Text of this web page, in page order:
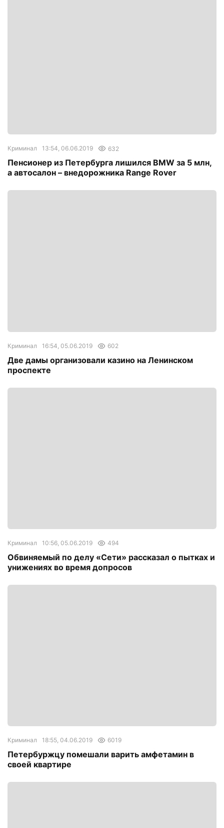
Криминал 13:54, 06.06.2019 632
Пенсионер из Петербурга лишился BMW за 5 млн,
а автосалон – внедорожника Range Rover
Криминал 16:54, 05.06.2019 602
Две дамы организовали казино на Ленинском
проспекте
Криминал 10:56, 05.06.2019 494
Обвиняемый по делу «Сети» рассказал о пытках и
унижениях во время допросов
Криминал 18:55, 04.06.2019 6019
Петербуржцу помешали варить амфетамин в
своей квартире